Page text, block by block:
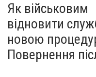
Як військовим
відновити
новою
Повернення